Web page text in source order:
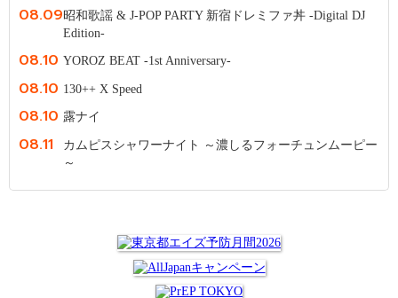
08.09昭和歌謡 & J-POP PARTY 新宿ドレミファ丼 -Digital DJ
Edition-
08.10 YOROZ BEAT -1st Anniversary-
08.10 130++ X Speed
08.10 露ナイ
08.11
カムピスシャワーナイト ～濃しるフォーチュンムーピー
～